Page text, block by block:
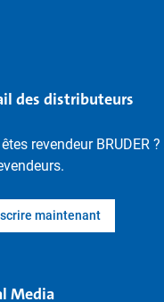
des distributeurs
revendeur BRUDER
maintenant
Media